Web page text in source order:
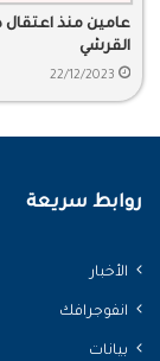
عامين منذ اعتقال
القرشي
22/12/2023
روابط سريعة
الأخبار
انفوجرافك
بيانات